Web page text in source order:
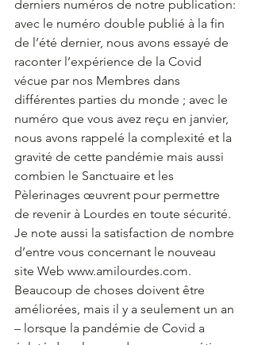
derniers numéros de notre publication:
avec le numéro double publié à la fin
de l’été dernier, nous avons essayé de
raconter l’expérience de la Covid
vécue par nos Membres dans
différentes parties du monde ; avec le
numéro que vous avez reçu en janvier,
nous avons rappelé la complexité et la
gravité de cette pandémie mais aussi
combien le Sanctuaire et les
Pèlerinages œuvrent pour permettre
de revenir à Lourdes en toute sécurité.
Je note aussi la satisfaction de nombre
d’entre vous concernant le nouveau
site Web www.amilourdes.com.
Beaucoup de choses doivent être
améliorées, mais il y a seulement un an
– lorsque la pandémie de Covid a